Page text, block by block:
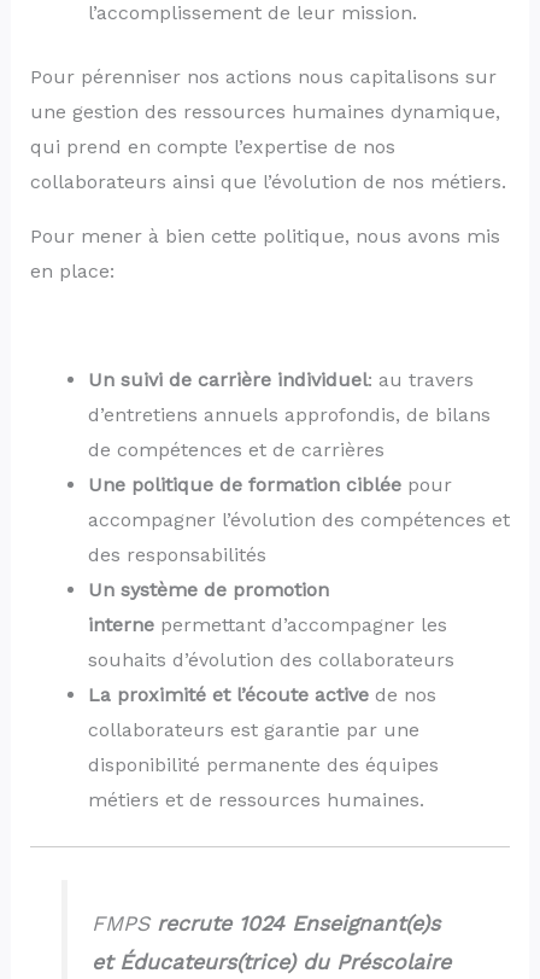
l’accomplissement de leur mission.
Pour pérenniser nos actions nous capitalisons sur
une gestion des ressources humaines dynamique,
qui prend en compte l’expertise de nos
collaborateurs ainsi que l’évolution de nos métiers.
Pour mener à bien cette politique, nous avons mis
en place:
Un suivi de carrière individuel: au travers
d’entretiens annuels approfondis, de bilans
de compétences et de carrières
Une politique de formation cibléepour
accompagner l’évolution des compétences et
des responsabilités
Un système de promotion
internepermettant d’accompagner les
souhaits d’évolution des collaborateurs
La proximité et l’écoute activede nos
collaborateurs est garantie par une
disponibilité permanente des équipes
métiers et de ressources humaines.
FMPSrecrute 1024 Enseignant(e)s
et Éducateurs(trice) du Préscolaire